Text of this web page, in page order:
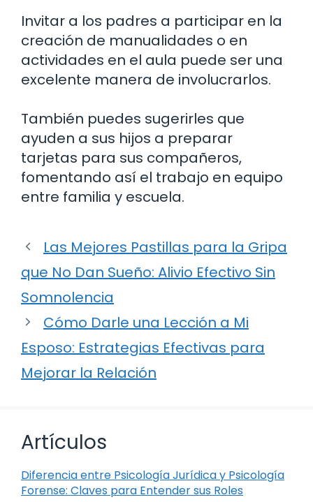
Invitar a los padres a participar en la
creación de manualidades o en
actividades en el aula puede ser una
excelente manera de involucrarlos.
También puedes sugerirles que
ayuden a sus hijos a preparar
tarjetas para sus compañeros,
fomentando así el trabajo en equipo
entre familia y escuela.
Las Mejores Pastillas para la Gripa
que No Dan Sueño: Alivio Efectivo Sin
Somnolencia
Cómo Darle una Lección a Mi
Esposo: Estrategias Efectivas para
Mejorar la Relación
Artículos
Diferencia entre Psicología Jurídica y Psicología
Forense: Claves para Entender sus Roles